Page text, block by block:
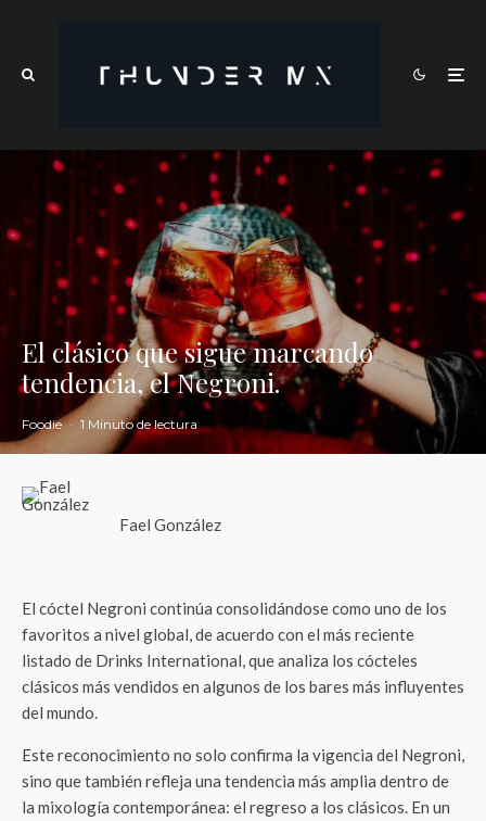
El clásico que sigue marcando
tendencia, el Negroni.
Foodie · 1 Minuto de lectura
Fael González
El cóctel Negroni continúa consolidándose como uno de los
favoritos a nivel global, de acuerdo con el más reciente
listado de Drinks International, que analiza los cócteles
clásicos más vendidos en algunos de los bares más influyentes
del mundo.
Este reconocimiento no solo confirma la vigencia del Negroni,
sino que también refleja una tendencia más amplia dentro de
la mixología contemporánea: el regreso a los clásicos. En un